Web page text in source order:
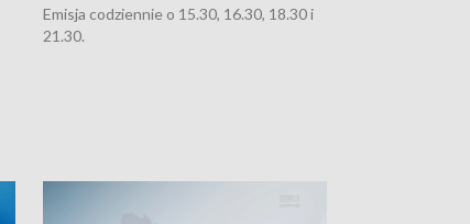
Emisja codziennie o 15.30, 16.30, 18.30 i
21.30.